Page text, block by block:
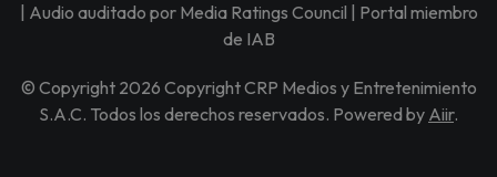
| Audio auditado por Media Ratings Council | Portal miembro
de IAB
© Copyright 2026 Copyright CRP Medios y Entretenimiento
S.A.C. Todos los derechos reservados. Powered by Aiir.